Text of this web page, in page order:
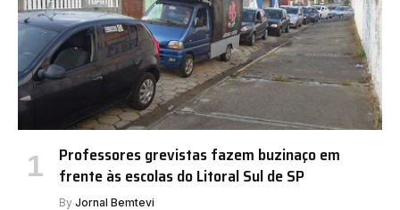
Professores grevistas fazem buzinaço em
frente às escolas do Litoral Sul de SP
By Jornal Bemtevi